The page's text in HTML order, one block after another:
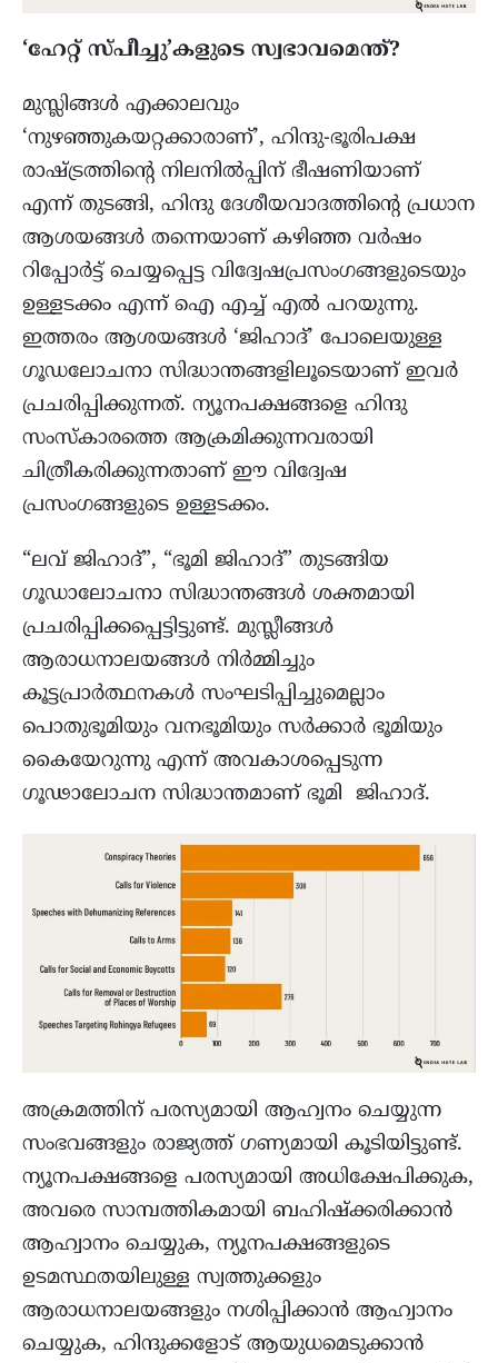
‘ഹേറ്റ് സ്പീച്ചു’കളുടെ സ്വഭാവമെന്ത്?
മുസ്ലിങ്ങൾ എക്കാലവും
‘നുഴഞ്ഞുകയറ്റക്കാരാണ്’, ഹിന്ദു-ഭൂരിപക്ഷ
രാഷ്ട്രത്തിന്റെ നിലനിൽപ്പിന് ഭീഷണിയാണ്
എന്ന് തുടങ്ങി, ഹിന്ദു ദേശീയവാദത്തിന്റെ പ്രധാന
ആശയങ്ങൾ തന്നെയാണ് കഴിഞ്ഞ വർഷം
റിപ്പോർട്ട്‌ ചെയ്യപ്പെട്ട വിദ്വേഷപ്രസംഗങ്ങളുടെയും
ഉള്ളടക്കം എന്ന് ഐ എച്ച് എൽ പറയുന്നു.
ഇത്തരം ആശയങ്ങൾ ‘ജിഹാദ്’ പോലെയുള്ള
ഗൂഡലോചനാ സിദ്ധാന്തങ്ങളിലൂടെയാണ് ഇവർ
പ്രചരിപ്പിക്കുന്നത്. ന്യൂനപക്ഷങ്ങളെ ഹിന്ദു
സംസ്കാരത്തെ ആക്രമിക്കുന്നവരായി
ചിത്രീകരിക്കുന്നതാണ് ഈ വിദ്വേഷ
പ്രസംഗങ്ങളുടെ ഉള്ളടക്കം.
“ലവ് ജിഹാദ്”, “ഭൂമി ജിഹാദ്” തുടങ്ങിയ
ഗൂഡാലോചനാ സിദ്ധാന്തങ്ങൾ ശക്തമായി
പ്രചരിപ്പിക്കപ്പെട്ടിട്ടുണ്ട്. മുസ്ലീങ്ങൾ
ആരാധനാലയങ്ങൾ നിർമ്മിച്ചും
കൂട്ടപ്രാർത്ഥനകൾ സംഘടിപ്പിച്ചുമെല്ലാം
പൊതുഭൂമിയും വനഭൂമിയും സർക്കാർ ഭൂമിയും
കൈയേറുന്നു എന്ന് അവകാശപ്പെടുന്ന
ഗൂഢാലോചന സിദ്ധാന്തമാണ് ഭൂമി ജിഹാദ്.
അക്രമത്തിന് പരസ്യമായി ആഹ്വനം ചെയ്യുന്ന
സംഭവങ്ങളും രാജ്യത്ത് ഗണ്യമായി കൂടിയിട്ടുണ്ട്.
ന്യൂനപക്ഷങ്ങളെ പരസ്യമായി അധിക്ഷേപിക്കുക,
അവരെ സാമ്പത്തികമായി ബഹിഷ്‌ക്കരിക്കാൻ
ആഹ്വാനം ചെയ്യുക, ന്യൂനപക്ഷങ്ങളുടെ
ഉടമസ്ഥതയിലുള്ള സ്വത്തുക്കളും
ആരാധനാലയങ്ങളും നശിപ്പിക്കാൻ ആഹ്വാനം
ചെയ്യുക, ഹിന്ദുക്കളോട് ആയുധമെടുക്കാൻ